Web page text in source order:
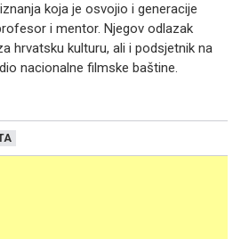
koja je osvojio i generacije
i mentor. Njegov odlazak
hrvatsku kulturu, ali i podsjetnik na
nacionalne filmske baštine.